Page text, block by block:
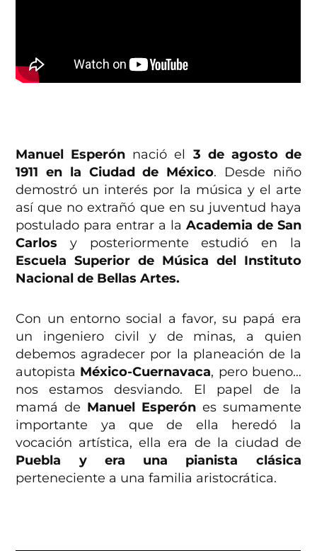
Manuel Esperón nació el 3 de agosto de
1911 en la Ciudad de México. Desde niño
demostró un interés por la música y el arte
así que no extrañó que en su juventud haya
postulado para entrar a la Academia de San
Carlos y posteriormente estudió en la
Escuela Superior de Música del Instituto
Nacional de Bellas Artes.
Con un entorno social a favor, su papá era
un ingeniero civil y de minas, a quien
debemos agradecer por la planeación de la
autopista México-Cuernavaca, pero bueno…
nos estamos desviando. El papel de la
mamá de Manuel Esperónes sumamente
importante ya que de ella heredó la
vocación artística, ella era de la ciudad de
Puebla y era una pianista clásica
perteneciente a una familia aristocrática.